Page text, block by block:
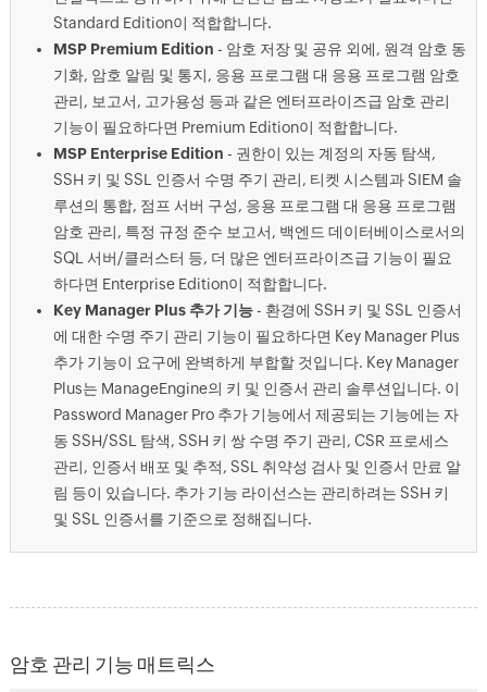
Standard Edition이 적합합니다.
MSP Premium Edition - 암호 저장 및 공유 외에, 원격 암호 동
기화, 암호 알림 및 통지, 응용 프로그램 대 응용 프로그램 암호
관리, 보고서, 고가용성 등과 같은 엔터프라이즈급 암호 관리
기능이 필요하다면 Premium Edition이 적합합니다.
MSP Enterprise Edition - 권한이 있는 계정의 자동 탐색,
SSH 키 및 SSL 인증서 수명 주기 관리, 티켓 시스템과 SIEM 솔
루션의 통합, 점프 서버 구성, 응용 프로그램 대 응용 프로그램
암호 관리, 특정 규정 준수 보고서, 백엔드 데이터베이스로서의
SQL 서버/클러스터 등, 더 많은 엔터프라이즈급 기능이 필요
하다면 Enterprise Edition이 적합합니다.
Key Manager Plus 추가 기능- 환경에 SSH 키 및 SSL 인증서
에 대한 수명 주기 관리 기능이 필요하다면 Key Manager Plus
추가 기능이 요구에 완벽하게 부합할 것입니다. Key Manager
Plus는 ManageEngine의 키 및 인증서 관리 솔루션입니다. 이
Password Manager Pro 추가 기능에서 제공되는 기능에는 자
동 SSH/SSL 탐색, SSH 키 쌍 수명 주기 관리, CSR 프로세스
관리, 인증서 배포 및 추적, SSL 취약성 검사 및 인증서 만료 알
림 등이 있습니다. 추가 기능 라이선스는 관리하려는 SSH 키
및 SSL 인증서를 기준으로 정해집니다.
암호 관리 기능 매트릭스